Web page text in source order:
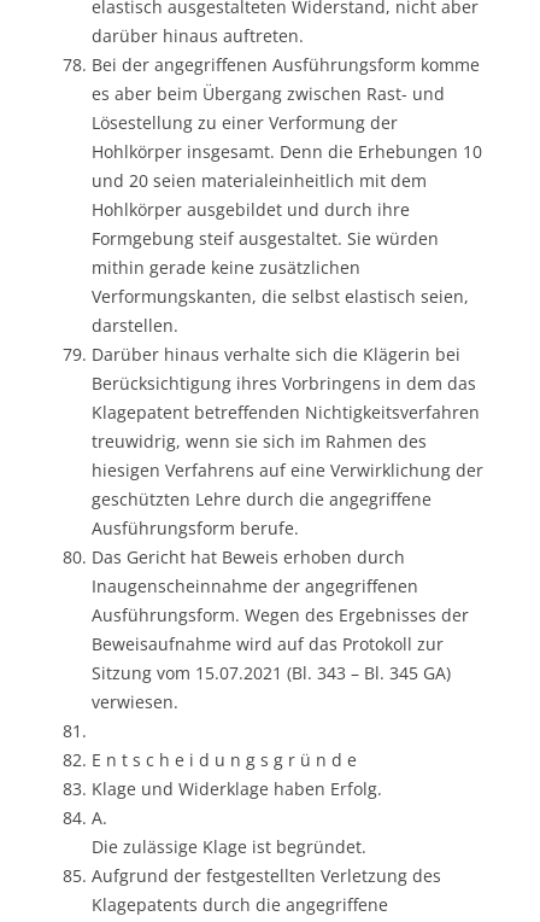
elastisch ausgestalteten Widerstand, nicht aber
darüber hinaus auftreten.
Bei der angegriffenen Ausführungsform komme
es aber beim Übergang zwischen Rast- und
Lösestellung zu einer Verformung der
Hohlkörper insgesamt. Denn die Erhebungen 10
und 20 seien materialeinheitlich mit dem
Hohlkörper ausgebildet und durch ihre
Formgebung steif ausgestaltet. Sie würden
mithin gerade keine zusätzlichen
Verformungskanten, die selbst elastisch seien,
darstellen.
Darüber hinaus verhalte sich die Klägerin bei
Berücksichtigung ihres Vorbringens in dem das
Klagepatent betreffenden Nichtigkeitsverfahren
treuwidrig, wenn sie sich im Rahmen des
hiesigen Verfahrens auf eine Verwirklichung der
geschützten Lehre durch die angegriffene
Ausführungsform berufe.
Das Gericht hat Beweis erhoben durch
Inaugenscheinnahme der angegriffenen
Ausführungsform. Wegen des Ergebnisses der
Beweisaufnahme wird auf das Protokoll zur
Sitzung vom 15.07.2021 (Bl. 343 – Bl. 345 GA)
verwiesen.
E n t s c h e i d u n g s g r ü n d e
Klage und Widerklage haben Erfolg.
A.
Die zulässige Klage ist begründet.
Aufgrund der festgestellten Verletzung des
Klagepatents durch die angegriffene